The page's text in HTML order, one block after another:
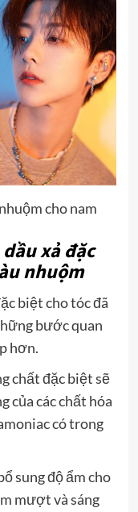
cho nam
xả đặc
nhuộm
biệt cho tóc đã
bước quan
hơn.
chất đặc biệt sẽ
của các chất hóa
có trong
sung độ ẩm cho
mượt và sáng